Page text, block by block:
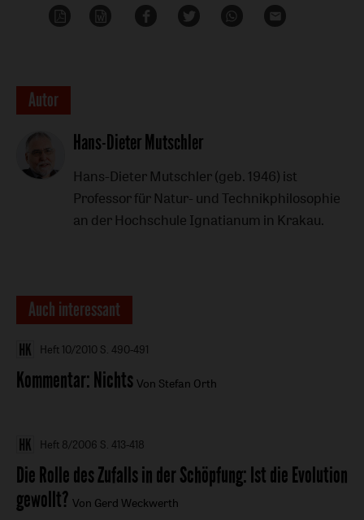
Überschrift
Artikel-
Infos
Autor
Hans-Dieter Mutschler
Hans-Dieter Mutschler (geb. 1946) ist
Professor für Natur- und Technikphilosophie
an der Hochschule Ignatianum in Krakau.
Auch interessant
Heft 10/2010 S. 490-491
Kommentar:Nichts Von Stefan Orth
Heft 8/2006 S. 413-418
Die Rolle des Zufalls in der Schöpfung:Ist die Evolution
gewollt? Von Gerd Weckwerth